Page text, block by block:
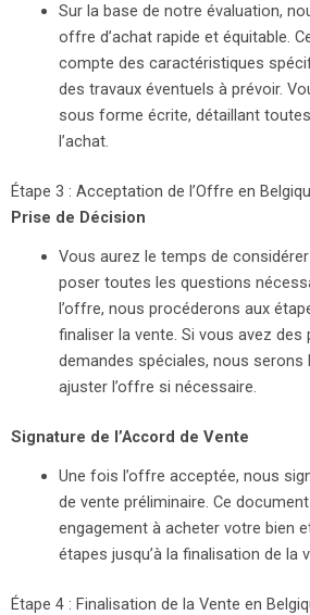
Sur la base de notre évaluation,
offre d’achat rapide et équitable.
compte des caractéristiques
des travaux éventuels à prévoir.
sous forme écrite, détaillant
l’achat.
Étape 3 : Acceptation de l’Offre en
Prise de Décision
Vous aurez le temps de
poser toutes les questions
l’offre, nous procéderons aux
finaliser la vente. Si vous avez
demandes spéciales, nous serons
ajuster l’offre si nécessaire.
Signature de l’Accord de Vente
Une fois l’offre acceptée, nous
de vente préliminaire. Ce
engagement à acheter votre bien
étapes jusqu’à la finalisation de la
Étape 4 : Finalisation de la Vente en